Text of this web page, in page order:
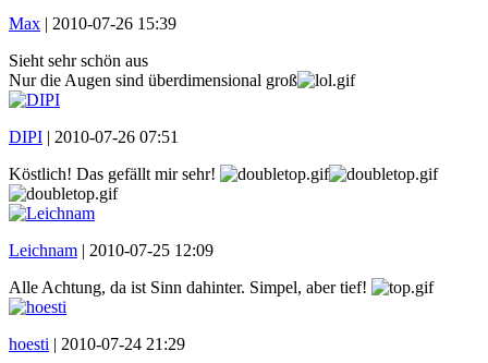
Max | 2010-07-26 15:39
Sieht sehr schön aus
Nur die Augen sind überdimensional groß
DIPI | 2010-07-26 07:51
Köstlich! Das gefällt mir sehr!
Leichnam | 2010-07-25 12:09
Alle Achtung, da ist Sinn dahinter. Simpel, aber tief!
hoesti | 2010-07-24 21:29